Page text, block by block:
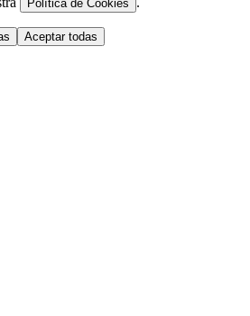
Política de Cookies
Aceptar todas